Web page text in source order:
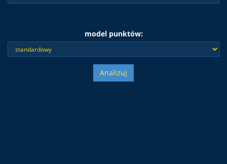
model punktów:
Analizuj